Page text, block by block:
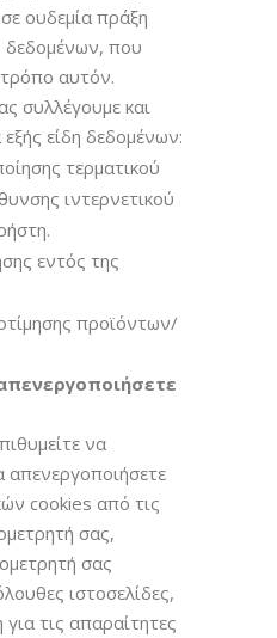
ουδεμία πράξη
δεδομένων, που
αυτόν.
συλλέγουμε και
είδη δεδομένων:
τερματικού
ιντερνετικού
εντός της
προϊόντων/
να
απενεργοποιήσετε
cookies από τις
σας,
σας
ιστοσελίδες,
τις απαραίτητες